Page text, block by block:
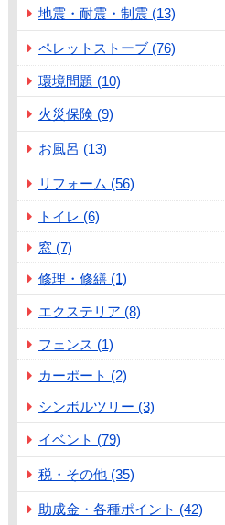
地震・耐震・制震 (13)
ペレットストーブ (76)
環境問題 (10)
火災保険 (9)
お風呂 (13)
リフォーム (56)
トイレ (6)
窓 (7)
修理・修繕 (1)
エクステリア (8)
フェンス (1)
カーポート (2)
シンボルツリー (3)
イベント (79)
税・その他 (35)
助成金・各種ポイント (42)